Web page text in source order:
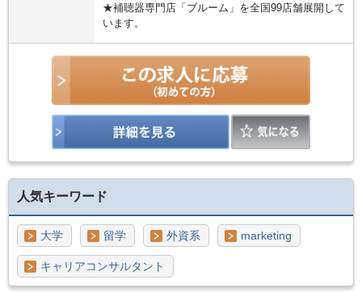
★補聴器専門店「ブルーム」を全国99店舗展開して
います。
人気キーワード
大学 留学 外資系 marketing
キャリアコンサルタント